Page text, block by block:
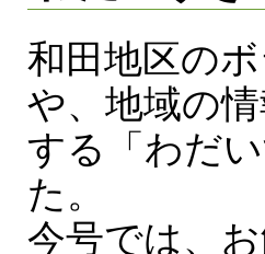
和田地区の
や、地域の
する「わだ
た。
今号では、